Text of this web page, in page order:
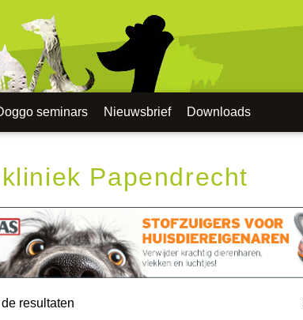
seminars Nieuwsbrief Downloads
Papendrecht
resultaten